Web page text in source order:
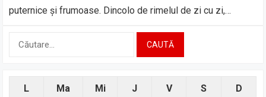
puternice și frumoase. Dincolo de rimelul de zi cu zi,…
Caută
L Ma Mi J V S D